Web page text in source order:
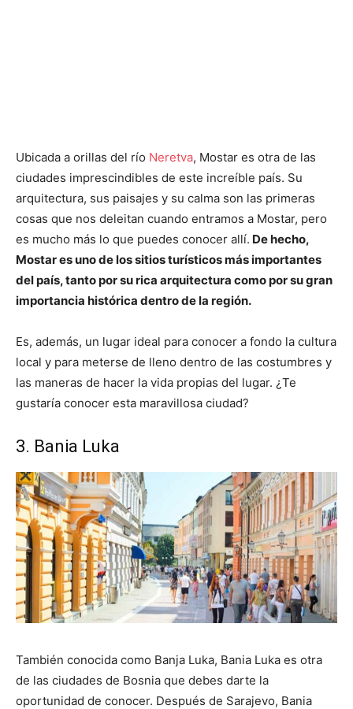
Ubicada a orillas del río Neretva, Mostar es otra de las
ciudades imprescindibles de este increíble país. Su
arquitectura, sus paisajes y su calma son las primeras
cosas que nos deleitan cuando entramos a Mostar, pero
es mucho más lo que puedes conocer allí. De hecho,
Mostar es uno de los sitios turísticos más importantes
del país, tanto por su rica arquitectura como por su gran
importancia histórica dentro de la región.
Es, además, un lugar ideal para conocer a fondo la cultura
local y para meterse de lleno dentro de las costumbres y
las maneras de hacer la vida propias del lugar. ¿Te
gustaría conocer esta maravillosa ciudad?
3. Bania Luka
También conocida como Banja Luka, Bania Luka es otra
de las ciudades de Bosnia que debes darte la
oportunidad de conocer. Después de Sarajevo, Bania